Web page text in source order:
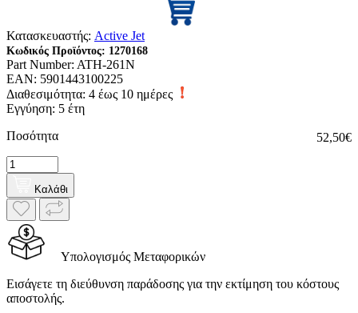
Κατασκευαστής: Active Jet
Κωδικός Προϊόντος: 1270168
Part Number: ATH-261N
EAN: 5901443100225
Διαθεσιμότητα: 4 έως 10 ημέρες
Εγγύηση: 5 έτη
52,50€
Ποσότητα
Καλάθι
Υπολογισμός Μεταφορικών
Εισάγετε τη διεύθυνση παράδοσης για την εκτίμηση του κόστους
αποστολής.